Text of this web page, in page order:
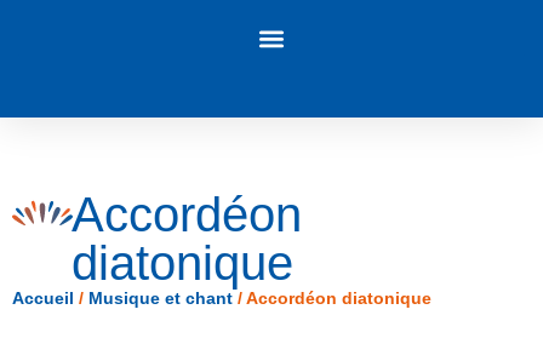
Accordéon
diatonique
Accueil / Musique et chant / Accordéon diatonique